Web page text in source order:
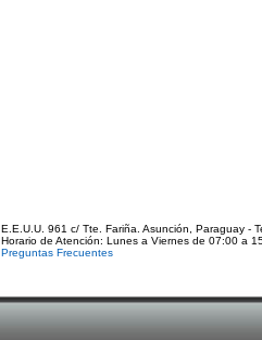
E.E.U.U. 961 c/ Tte. Fariña. Asunción, Paraguay -
Horario de Atención: Lunes a Viernes de 07:00 a
Preguntas Frecuentes